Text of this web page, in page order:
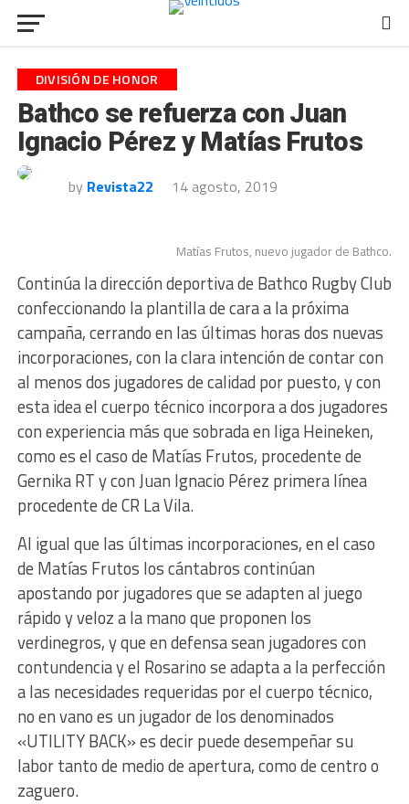
DIVISIÓN DE HONOR
Bathco se refuerza con Juan
Ignacio Pérez y Matías Frutos
by Revista22 14 agosto, 2019
Matías Frutos, nuevo jugador de Bathco.
Continúa la dirección deportiva de Bathco Rugby Club
confeccionando la plantilla de cara a la próxima
campaña, cerrando en las últimas horas dos nuevas
incorporaciones, con la clara intención de contar con
al menos dos jugadores de calidad por puesto, y con
esta idea el cuerpo técnico incorpora a dos jugadores
con experiencia más que sobrada en liga Heineken,
como es el caso de Matías Frutos, procedente de
Gernika RT y con Juan Ignacio Pérez primera línea
procedente de CR La Vila.
Al igual que las últimas incorporaciones, en el caso
de Matías Frutos los cántabros continúan
apostando por jugadores que se adapten al juego
rápido y veloz a la mano que proponen los
verdinegros, y que en defensa sean jugadores con
contundencia y el Rosarino se adapta a la perfección
a las necesidades requeridas por el cuerpo técnico,
no en vano es un jugador de los denominados
«UTILITY BACK» es decir puede desempeñar su
labor tanto de medio de apertura, como de centro o
zaguero.​